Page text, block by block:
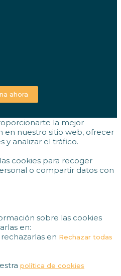
ahora
la mejor
en nuestro sitio web, ofrecer
y analizar el tráfico.
cookies para recoger
o compartir datos con
sobre las cookies
en:
en Rechazar todas
política de cookies